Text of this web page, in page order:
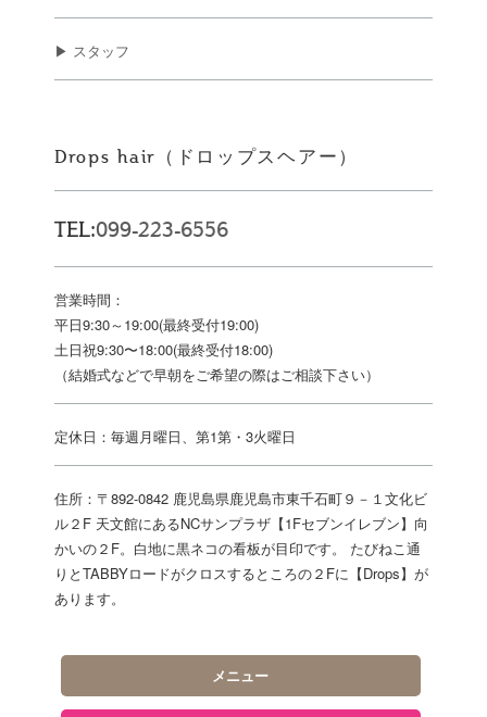
▶ スタッフ
Drops hair（ドロップスヘアー）
TEL:099-223-6556
営業時間：
平日9:30～19:00(最終受付19:00)
土日祝9:30〜18:00(最終受付18:00)
（結婚式などで早朝をご希望の際はご相談下さい）
定休日：毎週月曜日、第1第・3火曜日
住所：〒892-0842 鹿児島県鹿児島市東千石町９－１文化ビ
ル２F 天文館にあるNCサンプラザ【1Fセブンイレブン】向
かいの２F。白地に黒ネコの看板が目印です。 たびねこ通
りとTABBYロードがクロスするところの２Fに【Drops】が
あります。
メニュー